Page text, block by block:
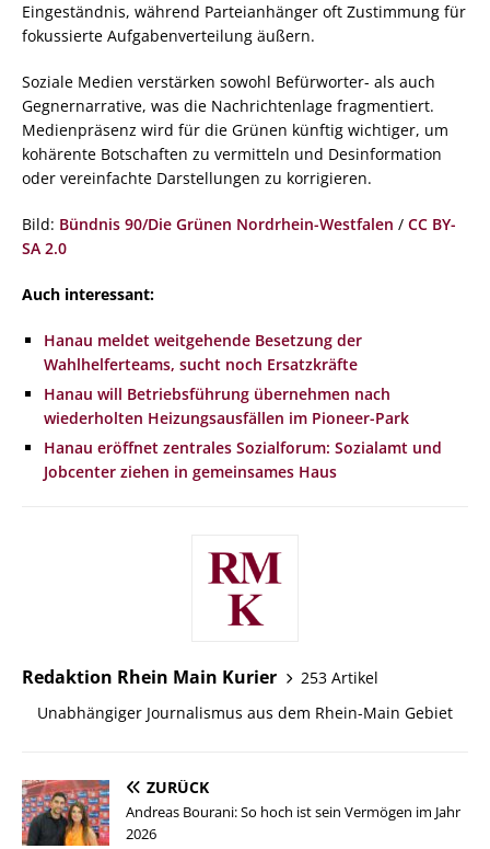
Eingeständnis, während Parteianhänger oft Zustimmung für
fokussierte Aufgabenverteilung äußern.
Soziale Medien verstärken sowohl Befürworter- als auch
Gegnernarrative, was die Nachrichtenlage fragmentiert.
Medienpräsenz wird für die Grünen künftig wichtiger, um
kohärente Botschaften zu vermitteln und Desinformation
oder vereinfachte Darstellungen zu korrigieren.
Bild: Bündnis 90/Die Grünen Nordrhein-Westfalen / CC BY-
SA 2.0
Auch interessant:
Hanau meldet weitgehende Besetzung der
Wahlhelferteams, sucht noch Ersatzkräfte
Hanau will Betriebsführung übernehmen nach
wiederholten Heizungsausfällen im Pioneer-Park
Hanau eröffnet zentrales Sozialforum: Sozialamt und
Jobcenter ziehen in gemeinsames Haus
Redaktion Rhein Main Kurier
253 Artikel
Unabhängiger Journalismus aus dem Rhein-Main Gebiet
ZURÜCK
Andreas Bourani: So hoch ist sein Vermögen im Jahr
2026